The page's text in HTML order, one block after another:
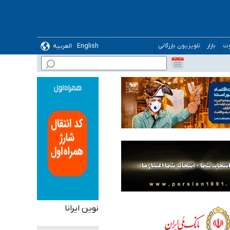
بازار تلویزیون بازرگانی English
العربیه
می‌شود
نوین ایرانا